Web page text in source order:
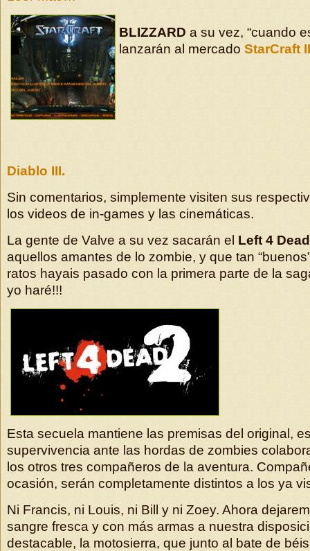
BLIZZARD a su vez, “cuando
lanzarán al mercado StarCraft II
Diablo III.
Sin comentarios, simplemente visiten sus
los videos de in-games y las cinemáticas.
La gente de Valve a su vez sacarán el Left 4
aquellos amantes de lo zombie, y que tan
ratos hayais pasado con la primera parte de la
yo haré!!!
Esta secuela mantiene las premisas del original,
supervivencia ante las hordas de zombies
los otros tres compañeros de la aventura.
ocasión, serán completamente distintos a los ya
Ni Francis, ni Louis, ni Bill y ni Zoey. Ahora
sangre fresca y con más armas a nuestra
destacable, la motosierra, que junto al bate de